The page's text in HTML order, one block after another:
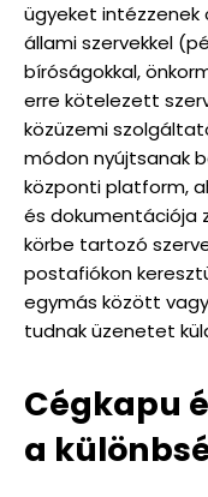
ügyeket intézzenek
állami szervekkel
bíróságokkal,
erre kötelezett
közüzemi
módon nyújtsanak
központi platform,
és dokumentációja
körbe tartozó
postafiókon
egymás között
tudnak üzenetet
Cégkapu
a